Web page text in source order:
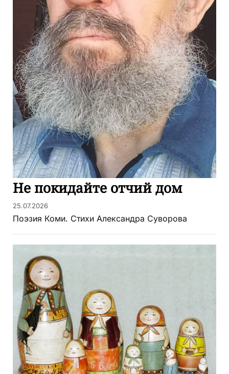
Не покидайте отчий дом
25.07.2026
Поэзия Коми. Стихи Александра Суворова